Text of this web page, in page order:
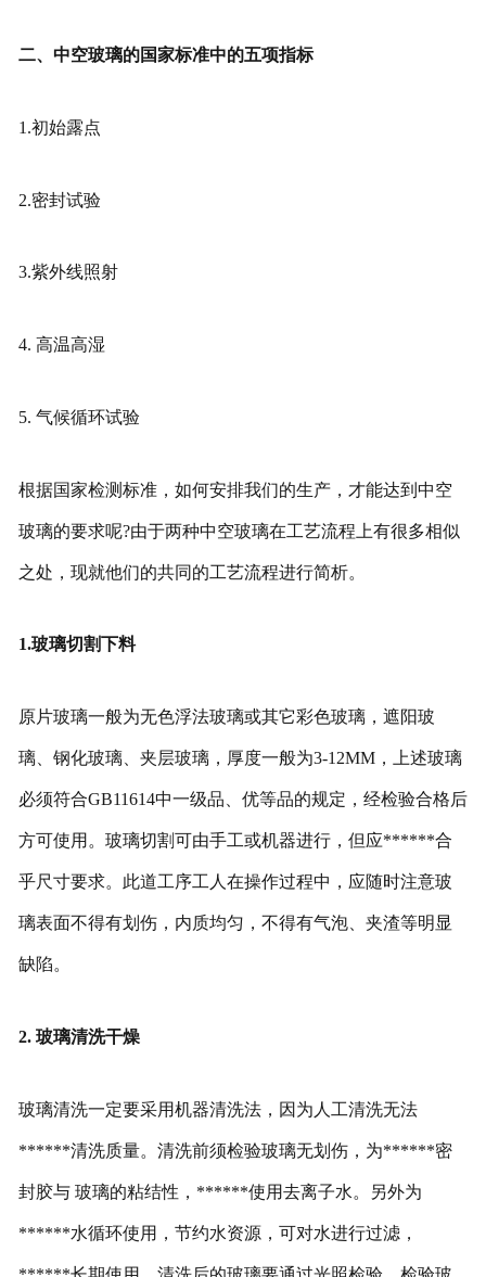
二、中空玻璃的国家标准中的五项指标
1.初始露点
2.密封试验
3.紫外线照射
4. 高温高湿
5. 气候循环试验
根据国家检测标准，如何安排我们的生产，才能达到中空
玻璃的要求呢?由于两种中空玻璃在工艺流程上有很多相似
之处，现就他们的共同的工艺流程进行简析。
1.玻璃切割下料
原片玻璃一般为无色浮法玻璃或其它彩色玻璃，遮阳玻
璃、钢化玻璃、夹层玻璃，厚度一般为3-12MM，上述玻璃
必须符合GB11614中一级品、优等品的规定，经检验合格后
方可使用。玻璃切割可由手工或机器进行，但应******合
乎尺寸要求。此道工序工人在操作过程中，应随时注意玻
璃表面不得有划伤，内质均匀，不得有气泡、夹渣等明显
缺陷。
2. 玻璃清洗干燥
玻璃清洗一定要采用机器清洗法，因为人工清洗无法
******清洗质量。清洗前须检验玻璃无划伤，为******密
封胶与 玻璃的粘结性，******使用去离子水。另外为
******水循环使用，节约水资源，可对水进行过滤，